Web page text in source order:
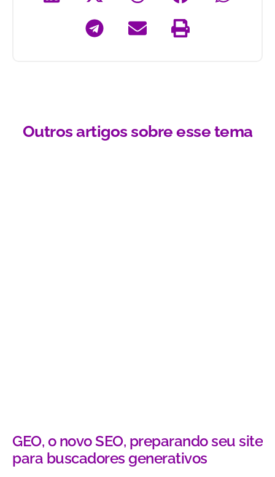
Outros artigos sobre esse tema
GEO, o novo SEO, preparando seu site
para buscadores generativos